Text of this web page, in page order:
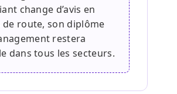
change d’avis en
de route, son diplôme
restera
dans tous les secteurs.